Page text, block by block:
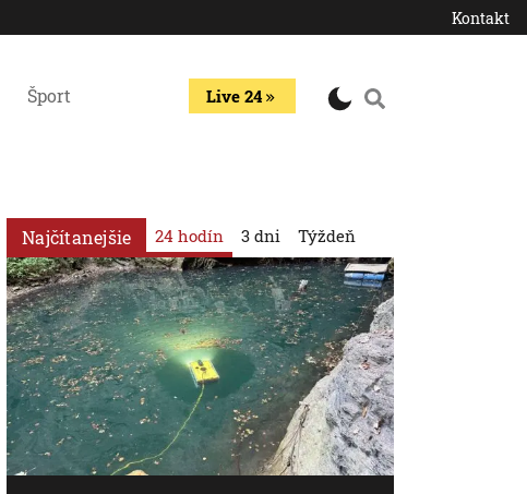
Kontakt
Šport Live 24
Najčítanejšie 24 hodín 3 dni Týždeň